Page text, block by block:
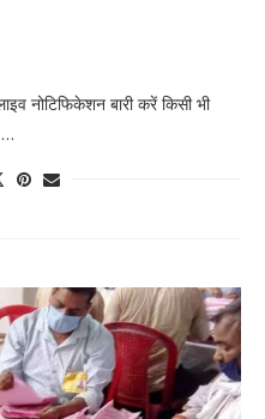
नोटिफिकेशन बारी करें किसी भी
…